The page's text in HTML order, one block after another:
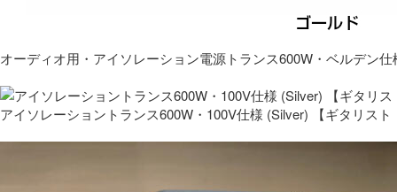
オーディオ用・アイソレーション電源トランス600W・ベルデン仕
アイソレーショントランス600W・100V仕様 (Silver) 【ギタリス